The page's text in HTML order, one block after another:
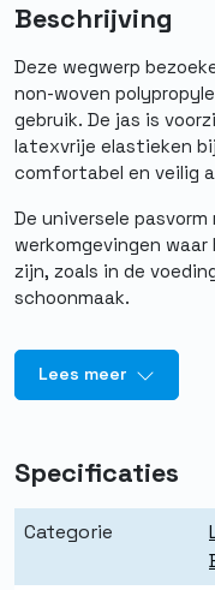
Beschrijving
Deze wegwerp
non-woven
gebruik. De jas is
latexvrije elastieken
comfortabel en veilig
De universele
werkomgevingen
zijn, zoals in de
schoonmaak.
Lees meer
Specificaties
Categorie